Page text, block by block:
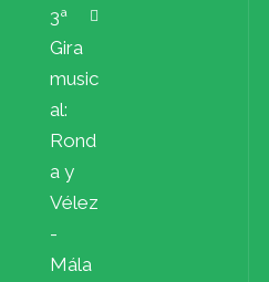
3ª
Gira
music
al:
Rond
a y
Vélez
-
Mála